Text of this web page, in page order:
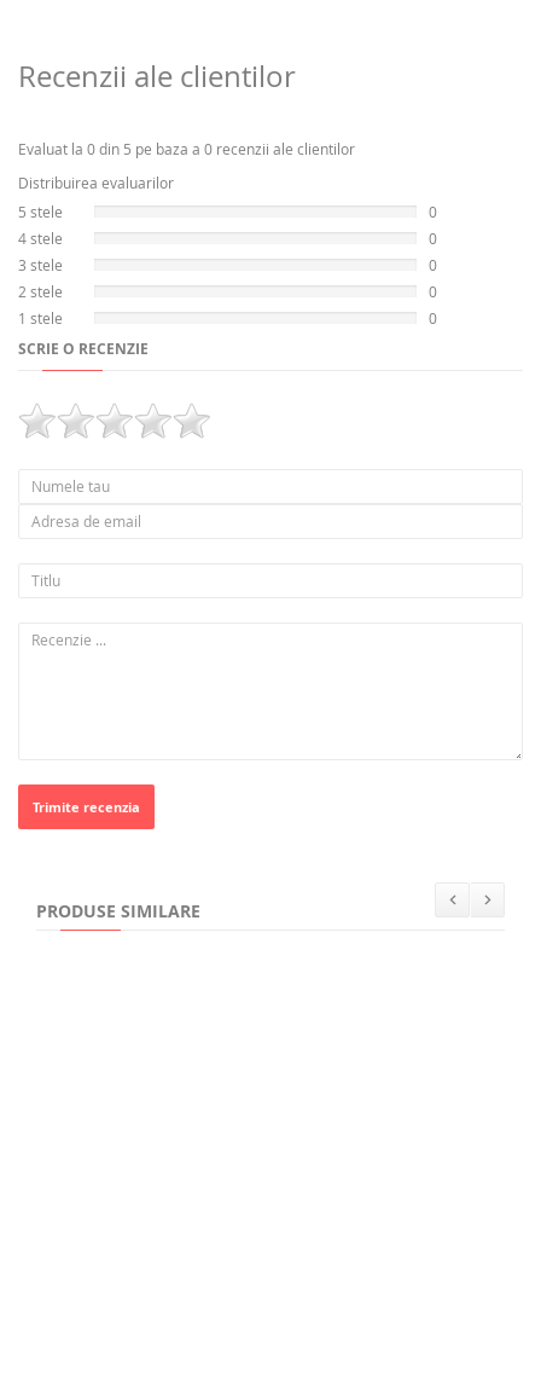
Recenzii ale clientilor
Evaluat la 0 din 5 pe baza a 0 recenzii ale clientilor
Distribuirea evaluarilor
5 stele
0
4 stele
0
3 stele
0
2 stele
0
1 stele
0
SCRIE O RECENZIE
Trimite recenzia
PRODUSE SIMILARE